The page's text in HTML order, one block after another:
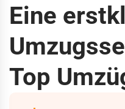
Eine
Top